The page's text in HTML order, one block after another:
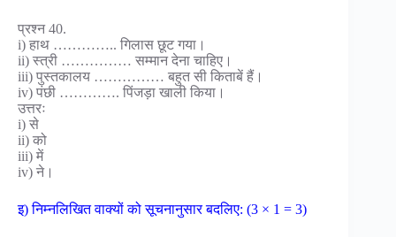
प्रश्न 40.
i) हाथ ………….. गिलास छूट गया।
ii) स्त्री …………… सम्मान देना चाहिए।
iii) पुस्तकालय …………… बहुत सी किताबें हैं।
iv) पंछी …………. पिंजड़ा खाली किया।
उत्तरः
i) से
ii) को
iii) में
iv) ने।
इ) निम्नलिखित वाक्यों को सूचनानुसार बदलिए: (3 × 1 = 3)